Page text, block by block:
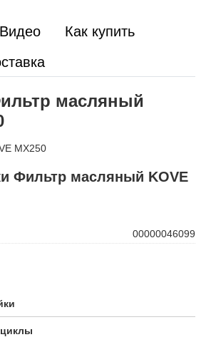
Видео
Как купить
масляный
MX250
Фильтр масляный KOVE
00000046099